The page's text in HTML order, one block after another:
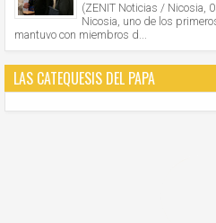
(ZENIT Noticias / Nicosia,
Nicosia, uno de los
mantuvo con miembros d...
LAS CATEQUESIS DEL PAPA